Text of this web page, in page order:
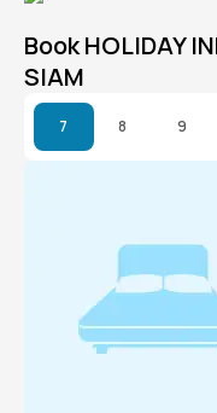
Book HOLIDAY
SIAM
7 8 9